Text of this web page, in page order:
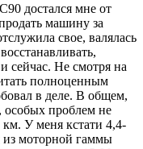
достался мне от
машину за
свое, валялась
сейчас. Не смотря на
полноценным
в деле. В общем,
особых проблем не
км. У меня кстати 4,4-
из моторной гаммы